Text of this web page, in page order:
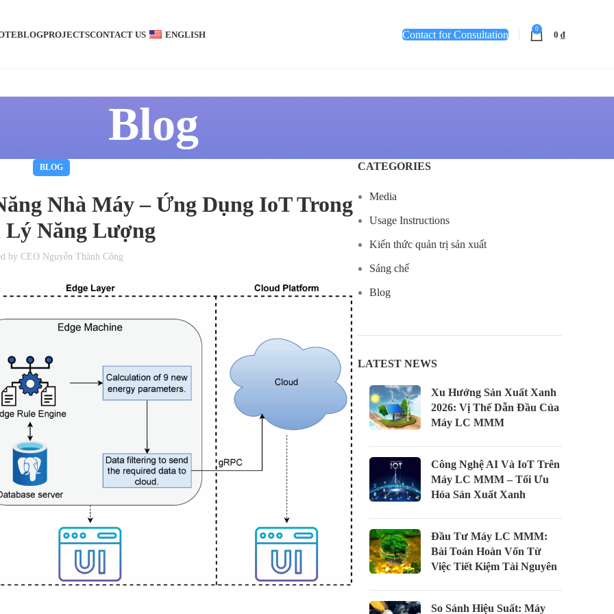
BLOGPROJECTSCONTACT US ENGLISH Contact for Consultation 0
0 ₫
Blog
BLOG
Nhà Máy – Ứng Dụng IoT Trong
Lý Năng Lượng
by CEO Nguyễn Thành Công
CATEGORIES
Media
Usage Instructions
Kiến thức quản trị sản xuất
Sáng chế
Blog
LATEST NEWS
Xu Hướng Sản Xuất Xanh
2026: Vị Thế Dẫn Đầu Của
Máy LC MMM
Công Nghệ AI Và IoT Trên
Máy LC MMM – Tối Ưu
Hóa Sản Xuất Xanh
Đầu Tư Máy LC MMM:
Bài Toán Hoàn Vốn Từ
Việc Tiết Kiệm Tài Nguyên
So Sánh Hiệu Suất: Máy